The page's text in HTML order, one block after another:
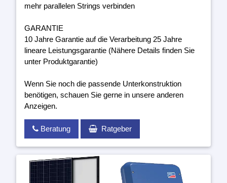
mehr parallelen Strings verbinden
GARANTIE
10 Jahre Garantie auf die Verarbeitung 25 Jahre
lineare Leistungsgarantie (Nähere Details finden Sie
unter Produktgarantie)
Wenn Sie noch die passende Unterkonstruktion
benötigen, schauen Sie gerne in unsere anderen
Anzeigen.
Beratung Ratgeber